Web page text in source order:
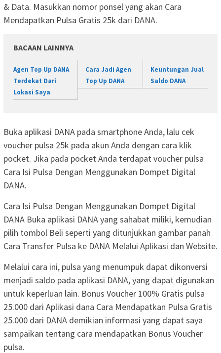
& Data. Masukkan nomor ponsel yang akan Cara
Mendapatkan Pulsa Gratis 25k dari DANA.
BACAAN LAINNYA
Agen Top Up DANA
Terdekat Dari
Lokasi Saya
Cara Jadi Agen
Top Up DANA
Keuntungan Jual
Saldo DANA
Buka aplikasi DANA pada smartphone Anda, lalu cek
voucher pulsa 25k pada akun Anda dengan cara klik
pocket. Jika pada pocket Anda terdapat voucher pulsa
Cara Isi Pulsa Dengan Menggunakan Dompet Digital
DANA.
Cara Isi Pulsa Dengan Menggunakan Dompet Digital
DANA Buka aplikasi DANA yang sahabat miliki, kemudian
pilih tombol Beli seperti yang ditunjukkan gambar panah
Cara Transfer Pulsa ke DANA Melalui Aplikasi dan Website.
Melalui cara ini, pulsa yang menumpuk dapat dikonversi
menjadi saldo pada aplikasi DANA, yang dapat digunakan
untuk keperluan lain. Bonus Voucher 100% Gratis pulsa
25.000 dari Aplikasi dana Cara Mendapatkan Pulsa Gratis
25.000 dari DANA demikian informasi yang dapat saya
sampaikan tentang cara mendapatkan Bonus Voucher
pulsa.